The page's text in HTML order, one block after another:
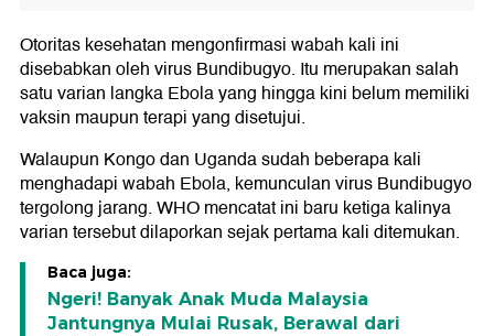
Otoritas kesehatan mengonfirmasi wabah kali ini
disebabkan oleh virus Bundibugyo. Itu merupakan salah
satu varian langka Ebola yang hingga kini belum memiliki
vaksin maupun terapi yang disetujui.
Walaupun Kongo dan Uganda sudah beberapa kali
menghadapi wabah Ebola, kemunculan virus Bundibugyo
tergolong jarang. WHO mencatat ini baru ketiga kalinya
varian tersebut dilaporkan sejak pertama kali ditemukan.
Baca juga:
Ngeri! Banyak Anak Muda Malaysia
Jantungnya Mulai Rusak, Berawal dari